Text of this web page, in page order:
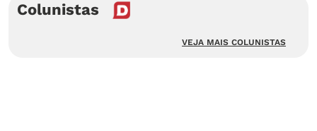
Colunistas
VEJA MAIS COLUNISTAS